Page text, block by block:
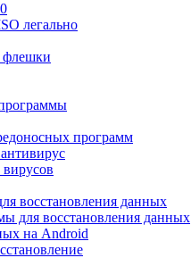
легально
флешки
программ
вирусов
восстановления данных
для восстановления данных
на Android